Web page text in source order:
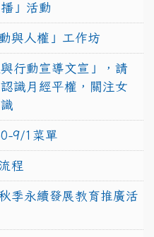
」活動
與人權」工作坊
行動宣導文宣」，請
識月經平權，關注女
9/1菜單
程
季永續發展教育推廣活